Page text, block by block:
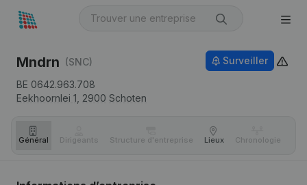
Mndrn (SNC)
BE 0642.963.708
Eekhoornlei 1, 2900 Schoten
Surveiller
Général Dirigeants Structure d'entreprise Lieux Chronologie